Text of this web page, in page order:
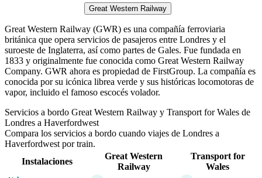
Great Western Railway
Great Western Railway (GWR) es una compañía ferroviaria
británica que opera servicios de pasajeros entre Londres y el
suroeste de Inglaterra, así como partes de Gales. Fue fundada en
1833 y originalmente fue conocida como Great Western Railway
Company. GWR ahora es propiedad de FirstGroup. La compañía es
conocida por su icónica librea verde y sus históricas locomotoras de
vapor, incluido el famoso escocés volador.
Servicios a bordo Great Western Railway y Transport for Wales de
Londres a Haverfordwest
Compara los servicios a bordo cuando viajes de Londres a
Haverfordwest por train.
Instalaciones
Great Western
Railway
Transport for
Wales